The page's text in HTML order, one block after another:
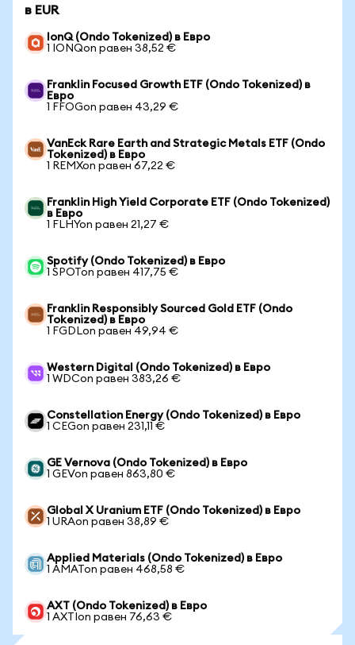
в EUR
IonQ (Ondo Tokenized) в Евро
1 IONQon равен 38,52 €
Franklin Focused Growth ETF (Ondo Tokenized) в
Евро
1 FFOGon равен 43,29 €
VanEck Rare Earth and Strategic Metals ETF (Ondo
Tokenized) в Евро
1 REMXon равен 67,22 €
Franklin High Yield Corporate ETF (Ondo Tokenized)
в Евро
1 FLHYon равен 21,27 €
Spotify (Ondo Tokenized) в Евро
1 SPOTon равен 417,75 €
Franklin Responsibly Sourced Gold ETF (Ondo
Tokenized) в Евро
1 FGDLon равен 49,94 €
Western Digital (Ondo Tokenized) в Евро
1 WDCon равен 383,26 €
Constellation Energy (Ondo Tokenized) в Евро
1 CEGon равен 231,11 €
GE Vernova (Ondo Tokenized) в Евро
1 GEVon равен 863,80 €
Global X Uranium ETF (Ondo Tokenized) в Евро
1 URAon равен 38,89 €
Applied Materials (Ondo Tokenized) в Евро
1 AMATon равен 468,58 €
AXT (Ondo Tokenized) в Евро
1 AXTIon равен 76,63 €